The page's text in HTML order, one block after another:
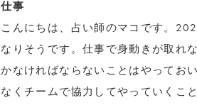
仕事
こんにちは、占い師のマコです。
なりそうです。仕事で身動きが取れ
かなければならないことはやってお
なくチームで協力してやっていくこ